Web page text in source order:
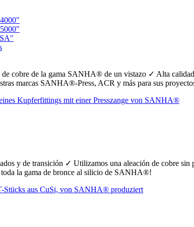
de cobre de la gama SANHA® de un vistazo ✓ Alta
marcas SANHA®-Press, ACR y más para sus
y de transición ✓ Utilizamos una aleación de cobre
la gama de bronce al silicio de SANHA®!